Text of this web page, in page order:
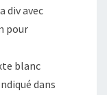
div avec
pour
blanc
dans